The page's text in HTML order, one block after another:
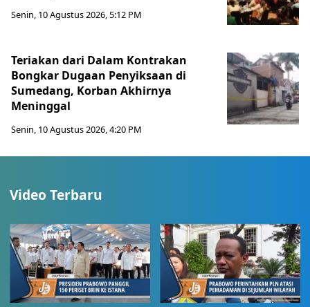
Senin, 10 Agustus 2026, 5:12 PM
Teriakan dari Dalam Kontrakan
Bongkar Dugaan Penyiksaan di
Sumedang, Korban Akhirnya
Meninggal
Senin, 10 Agustus 2026, 4:20 PM
Video Terbaru